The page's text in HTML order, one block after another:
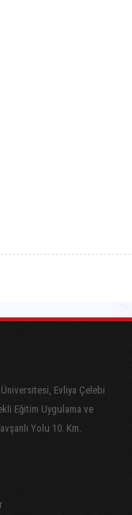
Evliya Çelebi
Eğitim Uygulama ve
Yolu 10. Km.